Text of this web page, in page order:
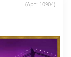
(Арт: 10904)